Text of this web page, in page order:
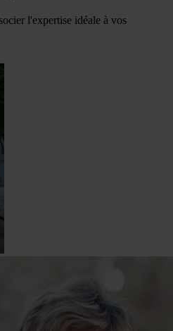
l'expertise idéale à vos